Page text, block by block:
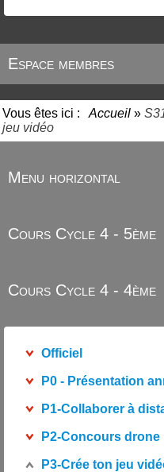
Espace membres
Vous êtes ici : Accueil»
jeu vidéo
Menu horizontal
Cours Cycle 4 - 5ème
Cours Cycle 4 - 4ème
Officiel
P0 - Présentation
P1-Collaborer à
P2-Concours drone
P3-Crée ton jeu